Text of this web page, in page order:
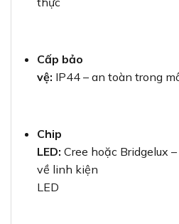
Cấp bảo
vệ: IP44 – an toàn trong
Chip
LED: Cree hoặc Bridgelux
về linh kiện
LED